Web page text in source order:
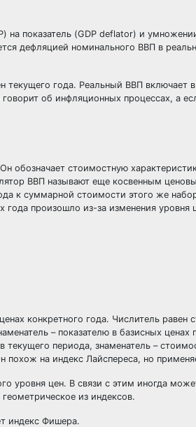
показатель (GDP deflator) и
дефляцией номинального ВВП в
года. Реальный ВВП включает в
об инфляционных процессах, а
обозначает стоимостную
ВВП называют еще косвенным
к суммарной стоимости этого же
произошло из-за изменения уровня
конкретного года. Числитель равен
– показателю в базисных ценах
периода, знаменатель –
на индекс Лайспереса, но
уровня цен. В связи с этим иногда
из индексов.
индекс Фишера.